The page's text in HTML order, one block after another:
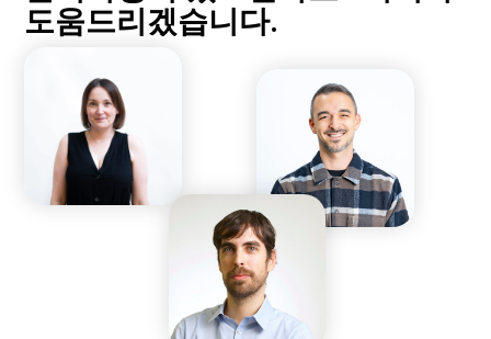
도움드리겠습니다.